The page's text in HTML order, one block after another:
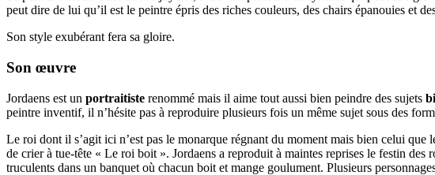
peut dire de lui qu’il est le peintre épris des riches couleurs, des chairs épanouies et
Son style exubérant fera sa gloire.
Son œuvre
Jordaens est un portraitiste renommé mais il aime tout aussi bien peindre des sujets
peintre inventif, il n’hésite pas à reproduire plusieurs fois un même sujet sous des
Le roi dont il s’agit ici n’est pas le monarque régnant du moment mais bien celui
de crier à tue-tête « Le roi boit ». Jordaens a reproduit à maintes reprises le festin
truculents dans un banquet où chacun boit et mange goulument. Plusieurs